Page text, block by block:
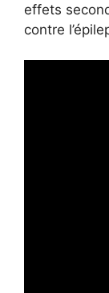
effets
contre